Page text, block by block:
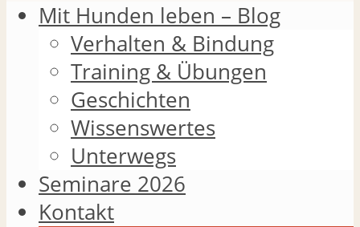
Mit Hunden leben – Blog
Verhalten & Bindung
Training & Übungen
Geschichten
Wissenswertes
Unterwegs
Seminare 2026
Kontakt